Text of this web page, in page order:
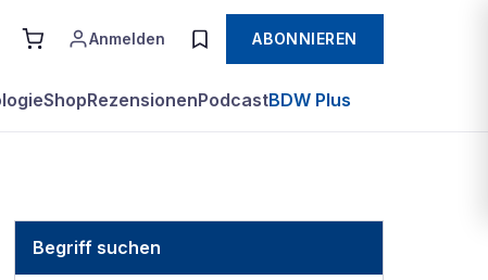
Anmelden ABONNIEREN
ShopRezensionenPodcastBDW Plus
Begriff suchen